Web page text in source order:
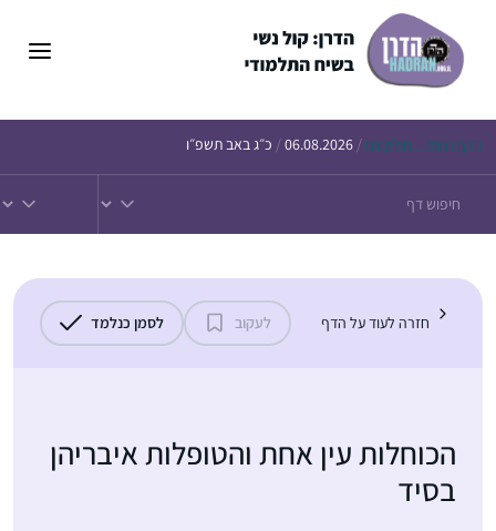
הדף היומי – חולין צח /
06.08.2026
/ כ״ג באב תשפ״ו
חזרה לעוד על הדף לעקוב לסמן כנלמד
הכוחלות עין אחת והטופלות איבריהן
בסיד